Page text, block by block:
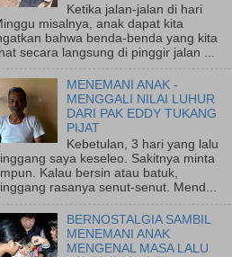
Ketika jalan-jalan di hari
misalnya, anak dapat kita
bahwa benda-benda yang kita
secara langsung di pinggir jalan ...
MENEMANI ANAK -
MENGGALI NILAI LUHUR
DARI PAK EDDY TUKANG
PIJAT
Kebetulan, 3 hari yang lalu
saya keseleo. Sakitnya minta
Kalau bersin atau batuk,
rasanya senut-senut. Mend...
BERNOSTALGIA SAMBIL
MENEMANI ANAK
MENGENAL MASA LALU